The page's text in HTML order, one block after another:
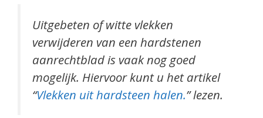
Uitgebeten of witte vlekken
verwijderen van een hardstenen
aanrechtblad is vaak nog goed
mogelijk. Hiervoor kunt u het artikel
“Vlekken uit hardsteen halen.” lezen.